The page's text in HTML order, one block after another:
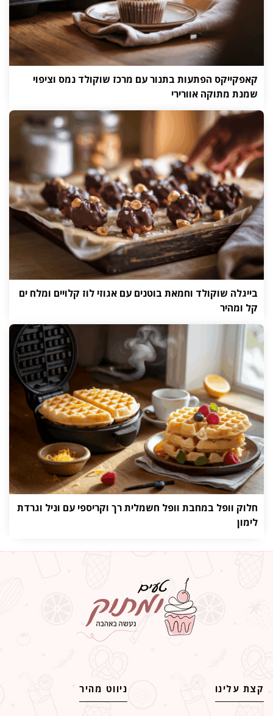
קאפקייקס הפתעות בתנור עם מרכז שוקולד נמס וציפוי
שמנת מתוקה אוורירי
בייגלה שוקולד וחמאת בוטנים עם אגוזי לוז קלויים ומלח ים
קל ומהיר
חלוק וופל במחבת וופל חשמלית רך וקריספי עם וניל וגרדת
לימון
קצת עלינו ניווט מהיר